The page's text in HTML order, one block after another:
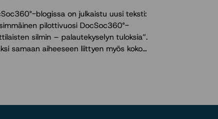
blogissa on julkaistu uusi teksti:
pilottivuosi DocSoc360°-
silmin – palautekyselyn tuloksia”.
samaan aiheeseen liittyen myös koko…